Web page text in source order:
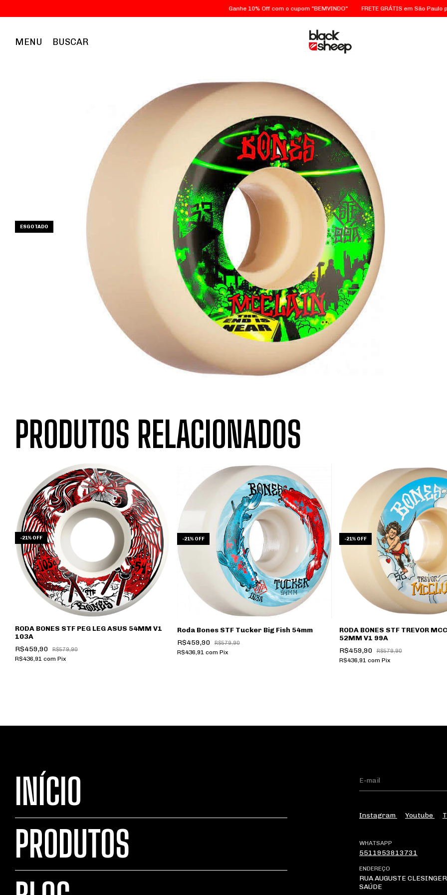
Ganhe 10% Off com o cupom "BEMVINDO" FRETE GRÁTIS em São Paulo para
MENU BUSCAR
ESGOTADO
PRODUTOS RELACIONADOS
-21% OFF
RODA BONES STF PEG LEG ASUS 54MM V1
103A
R$459,90
R$579,90
R$436,91 com Pix
-21% OFF
Roda Bones STF Tucker Big Fish 54mm
R$459,90
R$579,90
R$436,91 com Pix
-21% OFF
RODA BONES STF TREVOR
52MM V1 99A
R$459,90
R$579,90
R$436,91 com Pix
INÍCIO
PRODUTOS
Instagram Youtube
WHATSAPP
5511953813731
ENDEREÇO
RUA AUGUSTE
SAÚDE